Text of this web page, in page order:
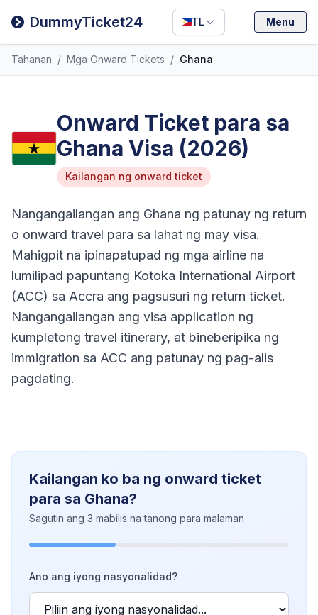
DummyTicket24 TL
Filipino
Deutsch
Español
Menu
Tahanan / Mga Onward Tickets / Ghana
Onward Ticket para sa
Ghana Visa (2026)
Kailangan ng onward ticket
Nangangailangan ang Ghana ng patunay ng return
o onward travel para sa lahat ng may visa.
Mahigpit na ipinapatupad ng mga airline na
lumilipad papuntang Kotoka International Airport
(ACC) sa Accra ang pagsusuri ng return ticket.
Nangangailangan ang visa application ng
kumpletong travel itinerary, at bineberipika ng
immigration sa ACC ang patunay ng pag-alis
pagdating.
Kailangan ko ba ng onward ticket
para sa Ghana?
Sagutin ang 3 mabilis na tanong para malaman
Ano ang iyong nasyonalidad?